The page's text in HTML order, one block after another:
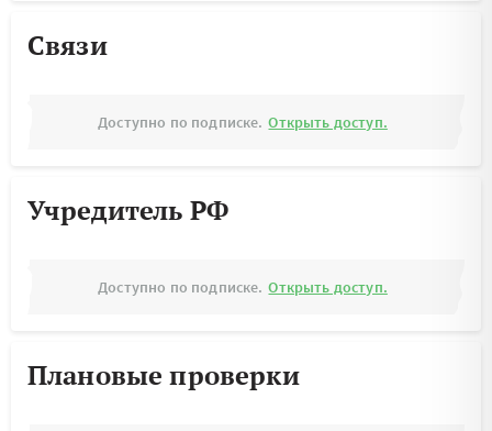
Связи
Доступно по подписке. Открыть доступ.
Учредитель РФ
Доступно по подписке. Открыть доступ.
Плановые проверки